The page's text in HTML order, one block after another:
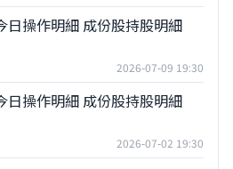
日操作明細 成份股持股明細
2026-07-09 19:30
日操作明細 成份股持股明細
2026-07-02 19:30